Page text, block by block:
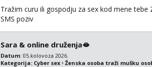
Tražim curu ili gospodju za sex kod mene
SMS poziv
Sara & online druženja🫦
Datum: 05.kolovoza 2026.
Kategorija: Cyber sex Ženska osoba traži mušku